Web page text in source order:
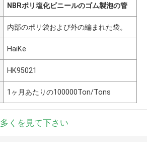
NBRポリ塩化ビニールのゴム製泡の管
内部のポリ袋および外の編まれた袋。
HaiKe
HK95021
1ヶ月あたりの100000Ton/Tons
多くを見て下さい